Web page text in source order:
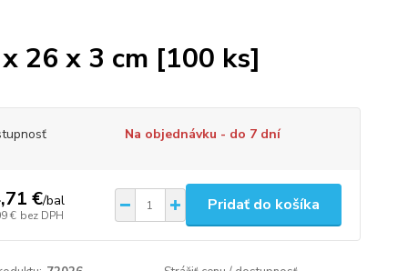
26 x 3 cm [100 ks]
Na objednávku - do 7 dní
€/bal
€ bez DPH
Pridať do košíka